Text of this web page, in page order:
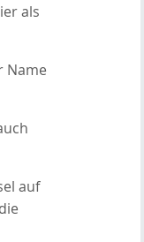
als
Name
auf